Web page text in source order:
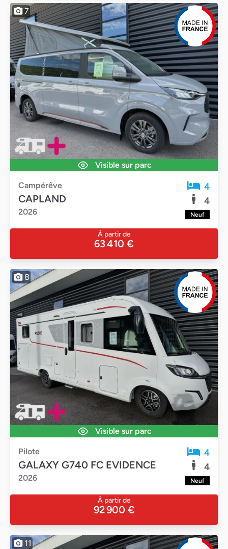
7
Visible sur parc
Campérêve
CAPLAND
2026
4
4
Neuf
À partir de
63 410 €
8
Visible sur parc
Pilote
GALAXY G740 FC EVIDENCE
2026
4
4
Neuf
À partir de
92 900 €
11